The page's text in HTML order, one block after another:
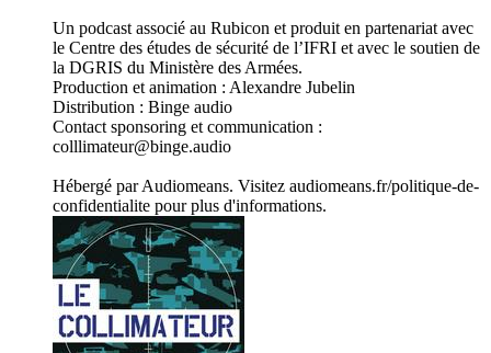
Un podcast associé au Rubicon et produit en partenariat avec
le Centre des études de sécurité de l’IFRI et avec le soutien de
la DGRIS du Ministère des Armées.
Production et animation : Alexandre Jubelin
Distribution : Binge audio
Contact sponsoring et communication :
colllimateur@binge.audio
Hébergé par Audiomeans. Visitez audiomeans.fr/politique-de-
confidentialite pour plus d'informations.